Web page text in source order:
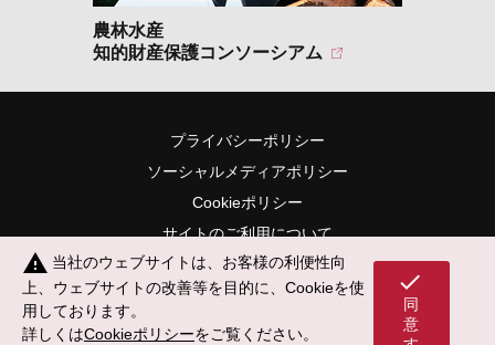
農林水産
知的財産保護コンソーシアム
プライバシーポリシー
ソーシャルメディアポリシー
Cookieポリシー
サイトのご利用について
サイトマップ
warning 当社のウェブサイトは、お客様の利便性向
上、ウェブサイトの改善等を目的に、Cookieを使
用しております。
詳しくはCookieポリシーをご覧ください。
check
同
意